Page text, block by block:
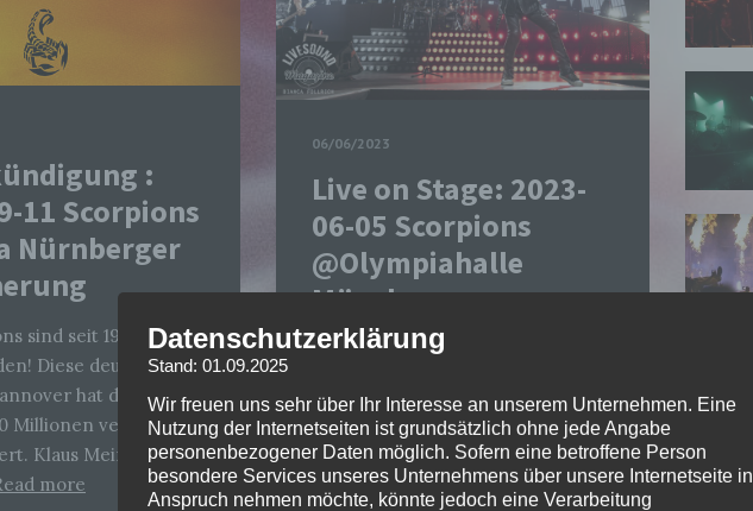
:
11 Scorpions
Nürnberger
sind seit 1965
Diese deutsche
hat die Welt
Millionen verkauften
Klaus Meine am
more
06/06/2023
Live on Stage: 2023-
06-05 Scorpions
@Olympiahalle
München
Mein erstes Konzert in der
fotografisch begleiten durfte (Ok…
ich war vor etwa 18 Jahren auch
schon einmal dort… aber…Read
more
Datenschutzerklärung
Stand: 01.09.2025
Wir freuen uns sehr über Ihr Interesse an unserem Unternehmen. Eine
Nutzung der Internetseiten ist grundsätzlich ohne jede Angabe
personenbezogener Daten möglich. Sofern eine betroffene Person
besondere Services unseres Unternehmens über unsere Internetseite in
Anspruch nehmen möchte, könnte jedoch eine Verarbeitung